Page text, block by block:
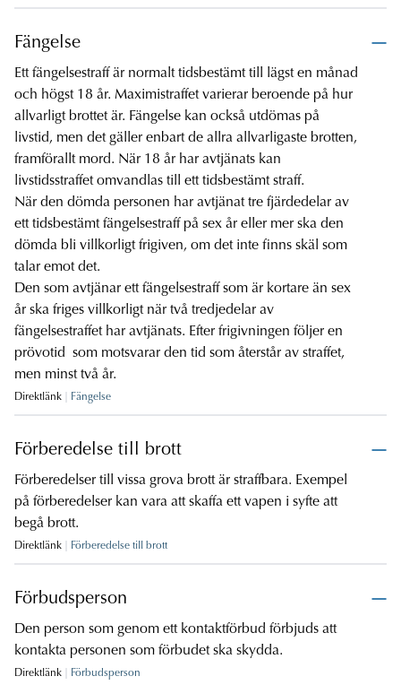
Fängelse
Ett fängelsestraff är normalt tidsbestämt till lägst en månad
och högst 18 år. Maximistraffet varierar beroende på hur
allvarligt brottet är. Fängelse kan också utdömas på
livstid, men det gäller enbart de allra allvarligaste brotten,
framförallt mord. När 18 år har avtjänats kan
livstidsstraffet omvandlas till ett tidsbestämt straff.
När den dömda personen har avtjänat tre fjärdedelar av
ett tidsbestämt fängelsestraff på sex år eller mer ska den
dömda bli villkorligt frigiven, om det inte finns skäl som
talar emot det.
Den som avtjänar ett fängelsestraff som är kortare än sex
år ska friges villkorligt när två tredjedelar av
fängelsestraffet har avtjänats. Efter frigivningen följer en
prövotid som motsvarar den tid som återstår av straffet,
men minst två år.
Direktlänk Fängelse
Förberedelse till brott
Förberedelser till vissa grova brott är straffbara. Exempel
på förberedelser kan vara att skaffa ett vapen i syfte att
begå brott.
Direktlänk Förberedelse till brott
Förbudsperson
Den person som genom ett kontaktförbud förbjuds att
kontakta personen som förbudet ska skydda.
Direktlänk Förbudsperson